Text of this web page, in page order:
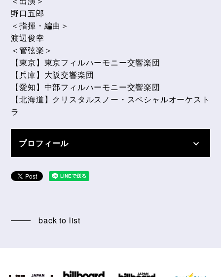
野口五郎
＜指揮・編曲＞
渡辺俊幸
＜管弦楽＞
【東京】東京フィルハーモニー交響楽団
【兵庫】大阪交響楽団
【愛知】中部フィルハーモニー交響楽団
【北海道】クリスタルスノー・スペシャルオーケスト
ラ
プロフィール
back to list